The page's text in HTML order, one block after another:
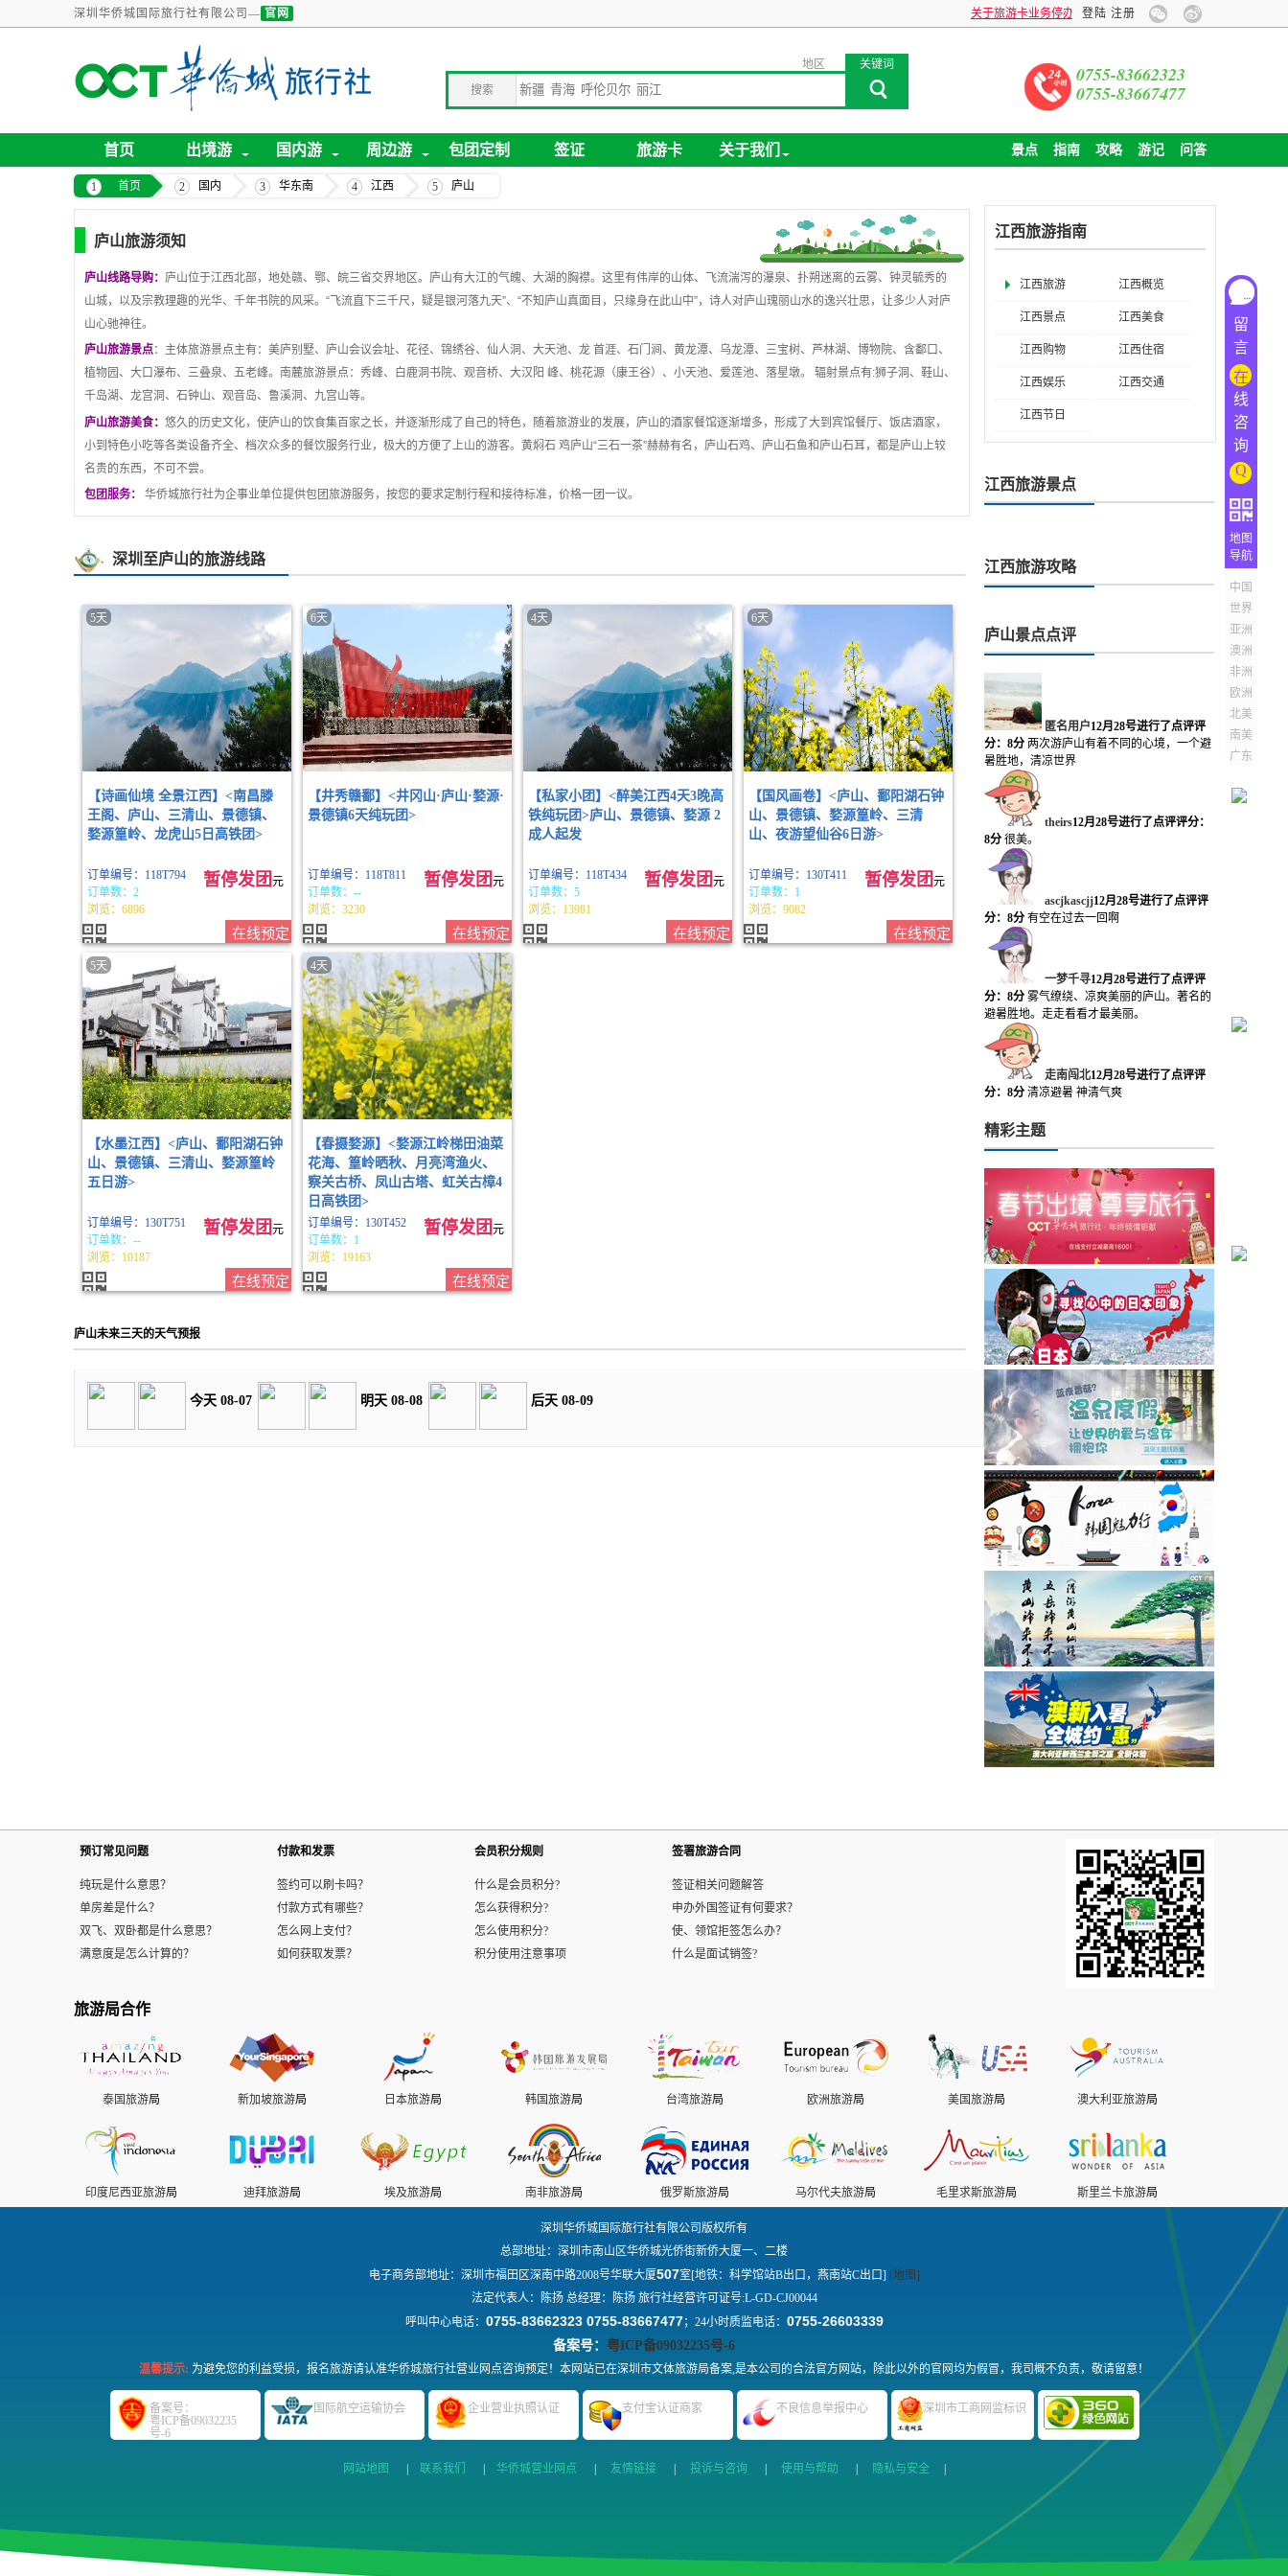
深圳华侨城国际旅行社有限公司— 官网 登陆 注册
关于旅游卡业务停办公告 企业包团旅游，全球旅行贴心定制！
搜索
地区 关键词
0755-83662323
0755-83667477
首页 出境游 国内游 周边游 包团定制 签证 旅游卡 关于我们 问答
游记
攻略
指南
景点
首页 国内 华东南 江西 庐山
庐山旅游须知
庐山线路导购： 庐山位于江西北部，地处赣、鄂、皖三省交界地区。庐山有大江的气魄、大湖的胸襟。这里有伟岸的山体、飞流湍泻的瀑泉、扑朔迷离的云雾、钟灵毓秀的
山城，以及宗教理趣的光华、千年书院的风采。 “ 飞流直下三千尺，疑是银河落九天”、 “不知庐山真面目，只缘身在此山中”，诗人对庐山瑰丽山水的逸兴壮思，让多少人对庐
山心驰神往。
庐山旅游景点：主体旅游景点主有：美庐别墅、庐山会议会址、花径、锦绣谷、仙人洞、大天池、龙 首涯、石门涧、黄龙潭、乌龙潭、三宝树、芦林湖、博物院、含鄱口、
植物园、大口瀑布、三叠泉、五老峰。南麓旅游景点：秀峰、白鹿洞书院、观音桥、大汉阳 峰、桃花源（康王谷）、小天池、爱莲池、落星墩。 辐射景点有:狮子洞、鞋山、
千岛湖、龙宫洞、石钟山、观音岛、鲁溪洞、九宫山等。
庐山旅游美食： 悠久的历史文化，使庐山的饮食集百家之长，并逐渐形成了自己的特色，随着旅游业的发展，庐山的酒家餐馆逐渐增多，形成了大到宾馆餐厅、饭店酒家，
小到特色小吃等各类设备齐全、档次众多的餐饮服务行业，极大的方便了上山的游客。黄焖石 鸡庐山“三石一茶”赫赫有名，庐山石鸡、庐山石鱼和庐山石耳，都是庐山上较
名贵的东西，不可不尝。
包团服务：
华侨城旅行社为企事业单位提供包团旅游服务，按您的要求定制行程和接待标准，价格一团一议。
深圳至庐山的旅游线路
5天
【诗画仙境 全景江西】<南昌滕
王阁、庐山、三清山、景德镇、
婺源篁岭、龙虎山5日高铁团>
订单编号：118T794
订单数：2
浏览：6896
暂停发团 元
在线预定
6天
【井秀赣鄱】<井冈山·庐山·婺源·
景德镇6天纯玩团>
订单编号：118T811
订单数：--
浏览：3230
暂停发团 元
在线预定
4天
【私家小团】<醉美江西4天3晚高
铁纯玩团>庐山、景德镇、婺源 2
成人起发
订单编号：118T434
订单数：5
浏览：13981
暂停发团 元
在线预定
6天
【国风画卷】<庐山、鄱阳湖石钟
山、景德镇、婺源篁岭、三清
山、夜游望仙谷6日游>
订单编号：130T411
订单数：1
浏览：9082
暂停发团 元
在线预定
5天
【水墨江西】<庐山、鄱阳湖石钟
山、景德镇、三清山、婺源篁岭
五日游>
订单编号：130T751
订单数：--
浏览：10187
暂停发团 元
在线预定
4天
【春摄婺源】<婺源江岭梯田油菜
花海、篁岭晒秋、月亮湾渔火、
察关古桥、凤山古塔、虹关古樟4
日高铁团>
订单编号：130T452
订单数：1
浏览：19163
暂停发团 元
在线预定
庐山未来三天的天气预报
今天 08-07 明天 08-08 后天 08-09
江西旅游指南
江西旅游 江西概览
江西景点 江西美食
江西购物 江西住宿
江西娱乐 江西交通
江西节日
江西旅游景点
江西旅游攻略
庐山景点点评
匿名用户12月28号进行了点评评
分：8分 两次游庐山有着不同的心境，一个避
暑胜地，清凉世界
theirs12月28号进行了点评评分：
8分 很美。
ascjkascjj12月28号进行了点评评
分：8分 有空在过去一回啊
一梦千寻12月28号进行了点评评
分：8分 雾气缭绕、凉爽美丽的庐山。著名的
避暑胜地。走走看看才最美丽。
走南闯北12月28号进行了点评评
分：8分 清凉避暑 神清气爽
精彩主题
留
言
在
线
咨
询
Q
地图
导航
中国
世界
亚洲
澳洲
非洲
欧洲
北美
南美
广东
预订常见问题
纯玩是什么意思？
单房差是什么？
双飞、双卧都是什么意思？
满意度是怎么计算的？
付款和发票
签约可以刷卡吗？
付款方式有哪些？
怎么网上支付？
如何获取发票？
会员积分规则
什么是会员积分?
怎么获得积分?
怎么使用积分?
积分使用注意事项
签署旅游合同
签证相关问题解答
申办外国签证有何要求？
使、领馆拒签怎么办？
什么是面试销签?
旅游局合作
泰国旅游局 新加坡旅游局 日本旅游局 韩国旅游局 台湾旅游局 欧洲旅游局 美国旅游局 澳大利亚旅游局
印度尼西亚旅游局 迪拜旅游局 埃及旅游局 南非旅游局 俄罗斯旅游局 马尔代夫旅游局 毛里求斯旅游局 斯里兰卡旅游局
深圳华侨城国际旅行社有限公司版权所有
总部地址：深圳市南山区华侨城光侨街新侨大厦一、二楼
电子商务部地址：深圳市福田区深南中路2008号华联大厦507室[地铁：科学馆站B出口，燕南站C出口] [地图]
法定代表人：陈扬 总经理：陈扬 旅行社经营许可证号:L-GD-CJ00044
呼叫中心电话： 0755-83662323 0755-83667477；24小时质监电话： 0755-26603339
备案号： 粤ICP备09032235号-6
温馨提示: 为避免您的利益受损，报名旅游请认准华侨城旅行社营业网点咨询预定！本网站已在深圳市文体旅游局备案,是本公司的合法官方网站，除此以外的官网均为假冒，我司概不负责，敬请留意！
备案号：
粤ICP备09032235
号-6
国际航空运输协会 企业营业执照认证 支付宝认证商家 不良信息举报中心 深圳市工商网监标识
网站地图 联系我们 华侨城营业网点 友情链接 投诉与咨询 使用与帮助 隐私与安全